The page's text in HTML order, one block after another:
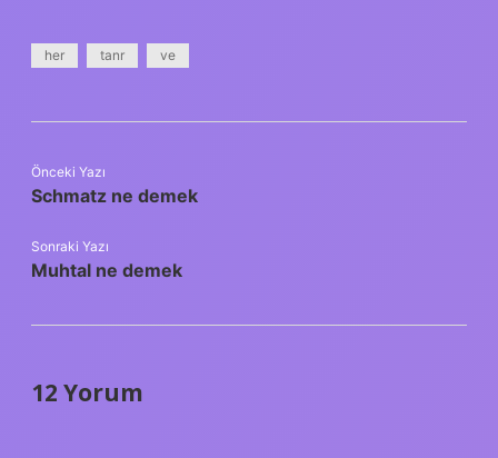
her tanr ve
Önceki Yazı
Schmatz ne demek
Sonraki Yazı
Muhtal ne demek
12 Yorum